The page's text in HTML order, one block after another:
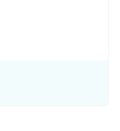
Ympäristö